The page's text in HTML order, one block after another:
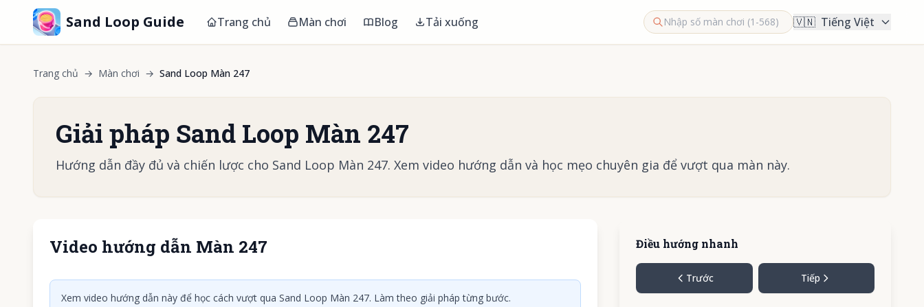
Sand Loop Guide Trang chủ Màn chơi Blog Tải xuống 🇻🇳 Tiếng Việt
Trang chủ → Màn chơi → Sand Loop Màn 247
Giải pháp Sand Loop Màn 247
Hướng dẫn đầy đủ và chiến lược cho Sand Loop Màn 247. Xem video hướng dẫn và học mẹo chuyên gia để vượt qua màn này.
Video hướng dẫn Màn 247
Xem video hướng dẫn này để học cách vượt qua Sand Loop Màn 247. Làm theo giải pháp từng bước.
Điều hướng nhanh
Trước Tiếp